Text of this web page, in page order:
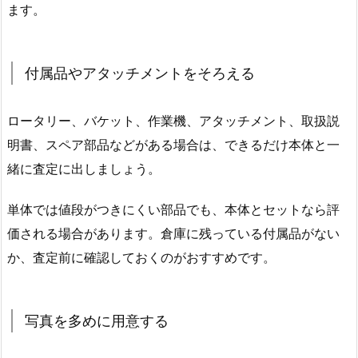
ます。
付属品やアタッチメントをそろえる
ロータリー、バケット、作業機、アタッチメント、取扱説
明書、スペア部品などがある場合は、できるだけ本体と一
緒に査定に出しましょう。
単体では値段がつきにくい部品でも、本体とセットなら評
価される場合があります。倉庫に残っている付属品がない
か、査定前に確認しておくのがおすすめです。
写真を多めに用意する